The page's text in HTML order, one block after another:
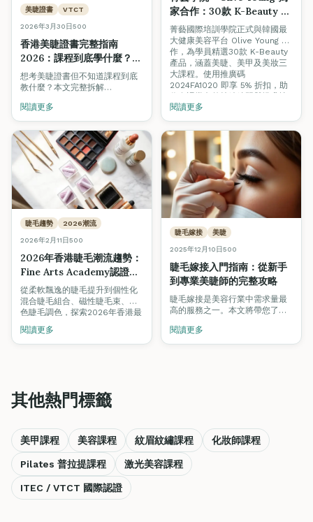
美睫證書 VTCT
2026年3月30日500
香港美睫證書完整指南
2026：課程到底學什麼？真
實技術、考試例子 + 職場應
用全拆解
想考美睫證書但不知道課程到底
教什麼？本文完整拆解
操模塊、考試情境題、真實技術
教學，以及如何在香港開展美睫
事業。
閱讀更多
家合作：30款 K-Beauty 精
選產品助你課堂內外提升美
容技術
菁藝國際培訓學院正式與韓國最
大健康美容平台 Olive Young 合
作，為學員精選30款 K-Beauty
產品，涵蓋美睫、美甲及美妝三
大課程。使用推廣碼
2024FA1020 即享 5% 折扣，助
術。
閱讀更多
睫毛趨勢 2026潮流
2026年2月11日500
2026年香港睫毛潮流趨勢：
Fine Arts Academy認證美
睫課程助你提升專業技能
從柔軟飄逸的睫毛提升到個性化
混合睫毛組合、磁性睫毛束、彩
色睫毛調色，探索2026年香港最
熱門的睫毛趨勢，以及Fine Arts
Academy的VTCT/ITEC認證課程
如何助你在蓬勃發展的美睫市場
閱讀更多
睫毛嫁接 美睫
2025年12月10日500
睫毛嫁接入門指南：從新手
到專業美睫師的完整攻略
睫毛嫁接是美容行業中需求量最
高的服務之一。本文將帶您了解
成為一名專業的美睫師。
閱讀更多
其他熱門標籤
美甲課程 美容課程 紋眉紋繡課程 化妝師課程
Pilates 普拉提課程 激光美容課程
ITEC / VTCT 國際認證